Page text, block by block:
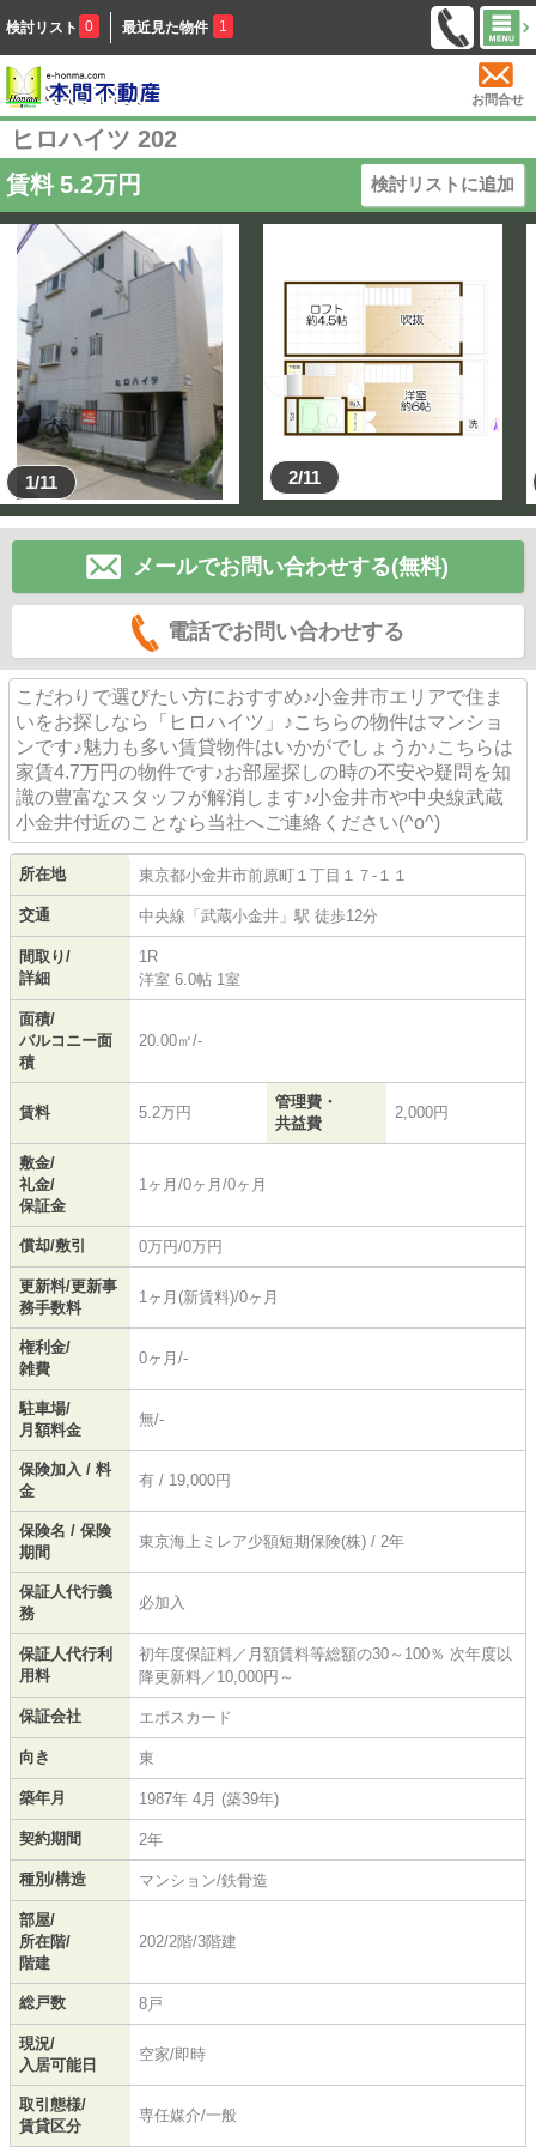
検討リスト 0 最近見た物件 1
お問合せ
ヒロハイツ 202
賃料 5.2万円 検討リストに追加
1/11 2/11
メールでお問い合わせする(無料)
電話でお問い合わせする
こだわりで選びたい方におすすめ♪小金井市エリアで住ま
いをお探しなら「ヒロハイツ」♪こちらの物件はマンショ
ンです♪魅力も多い賃貸物件はいかがでしょうか♪こちらは
家賃4.7万円の物件です♪お部屋探しの時の不安や疑問を知
識の豊富なスタッフが解消します♪小金井市や中央線武蔵
小金井付近のことなら当社へご連絡ください(^o^)
所在地 東京都小金井市前原町 １丁目１７-１１
交通 中央線 「 武蔵小金井 」駅 徒歩12分
間取り/
詳細
1R
洋室 6.0帖 1室
面積/
バルコニー面
積
20.00㎡/-
賃料 5.2万円
管理費・
共益費
2,000円
敷金/
礼金/
保証金
1ヶ月/0ヶ月/0ヶ月
償却/敷引 0万円/0万円
更新料/更新事
務手数料
1ヶ月(新賃料)/0ヶ月
権利金/
雑費
0ヶ月/-
駐車場/
月額料金
無/-
保険加入 / 料
金
有 / 19,000円
保険名 / 保険
期間
東京海上ミレア少額短期保険(株) / 2年
保証人代行義
務
必加入
保証人代行利
用料
初年度保証料／月額賃料等総額の30～100％ 次年度以
降更新料／10,000円～
保証会社 エポスカード
向き 東
築年月 1987年 4月 (築39年)
契約期間 2年
種別/構造 マンション/鉄骨造
部屋/
所在階/
階建
202/2階/3階建
総戸数 8戸
現況/
入居可能日
空家/即時
取引態様/
賃貸区分
専任媒介/一般